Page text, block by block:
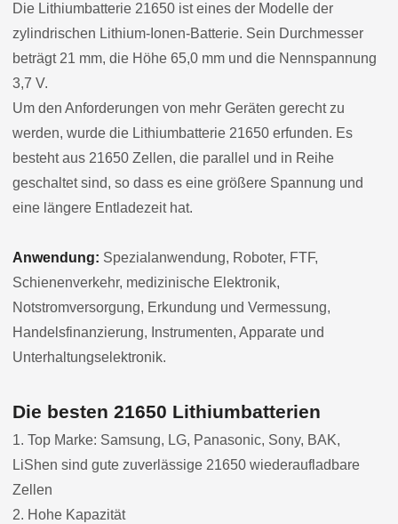
Die Lithiumbatterie 21650 ist eines der Modelle der
zylindrischen Lithium-Ionen-Batterie. Sein Durchmesser
beträgt 21 mm, die Höhe 65,0 mm und die Nennspannung
3,7 V.
Um den Anforderungen von mehr Geräten gerecht zu
werden, wurde die Lithiumbatterie 21650 erfunden. Es
besteht aus 21650 Zellen, die parallel und in Reihe
geschaltet sind, so dass es eine größere Spannung und
eine längere Entladezeit hat.
Anwendung: Spezialanwendung, Roboter, FTF,
Schienenverkehr, medizinische Elektronik,
Notstromversorgung, Erkundung und Vermessung,
Handelsfinanzierung, Instrumenten, Apparate und
Unterhaltungselektronik.
Die besten 21650 Lithiumbatterien
1. Top Marke: Samsung, LG, Panasonic, Sony, BAK,
LiShen sind gute zuverlässige 21650 wiederaufladbare
Zellen
2. Hohe Kapazität